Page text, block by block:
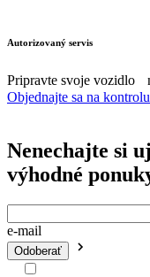
Autorizovaný servis
Pripravte svoje vozidlo
Objednajte sa na kontrolu
Nenechajte si
výhodné
e-mail